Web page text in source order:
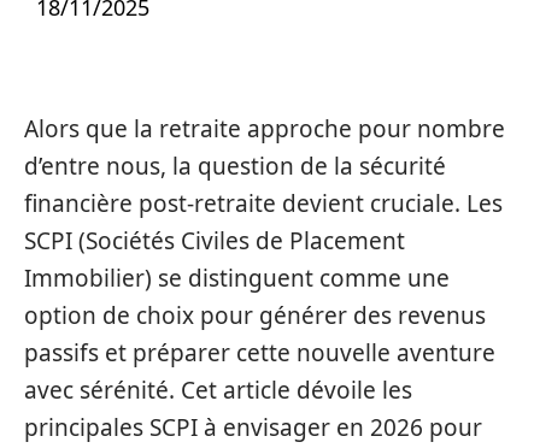
18/11/2025
Alors que la retraite approche pour nombre
d’entre nous, la question de la sécurité
financière post-retraite devient cruciale. Les
SCPI (Sociétés Civiles de Placement
Immobilier) se distinguent comme une
option de choix pour générer des revenus
passifs et préparer cette nouvelle aventure
avec sérénité. Cet article dévoile les
principales SCPI à envisager en 2026 pour